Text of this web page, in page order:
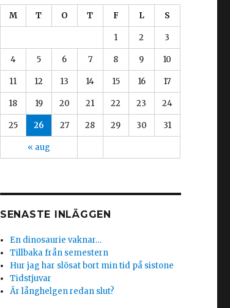
M T O T F L S
« aug
1 2 3
4 5 6 7 8 9 10
11 12 13 14 15 16 17
18 19 20 21 22 23 24
25 26 27 28 29 30 31
SENASTE INLÄGGEN
En dinosaurie vaknar…
Tillbaka från semestern
Hur jag har slösat bort min tid på sistone
Tidstjuvar
Är långhelgen redan slut?